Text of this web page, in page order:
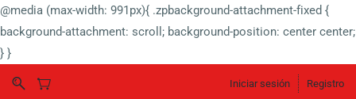
@media (max-width: 991px){ .zpbackground-attachment-fixed {
background-attachment: scroll; background-position: center center;
} }
Iniciar sesión Registro